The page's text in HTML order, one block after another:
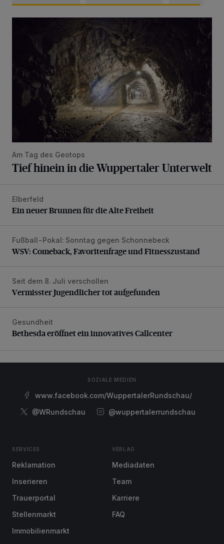
Am Tag des Geotops
Tief hinein in die Wuppertaler Unterwelt
Ein neuer Brunnen für die Alte Freiheit
Elberfeld
Ein neuer Brunnen für die Alte Freiheit
WSV: Comeback, Favoritenfrage und Fitnesszustand
Fußball-Pokal: Sonntag gegen Schonnebeck
WSV: Comeback, Favoritenfrage und Fitnesszustand
Vermisster Jugendlicher tot aufgefunden
Seit dem 8. Juli verschollen
Vermisster Jugendlicher tot aufgefunden
Bethesda eröffnet ein innovatives Callcenter
Gesundheit
Bethesda eröffnet ein innovatives Callcenter
SOZIALE MEDIEN
www.facebook.com/WuppertalerRundschau/
@WRundschau
@wuppertalerrundschau
SERVICES
Reklamation
Inserieren
Trauerportal
Stellenmarkt
Immobilienmarkt
VERLAG
Mediadaten
Team
Karriere
FAQ